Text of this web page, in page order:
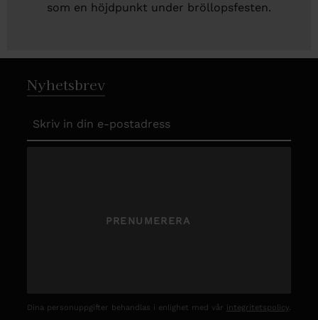
som en höjdpunkt under bröllopsfesten.
Nyhetsbrev
PRENUMERERA
Dina personuppgifter behandlas i enlighet med vår integritetspolicy.